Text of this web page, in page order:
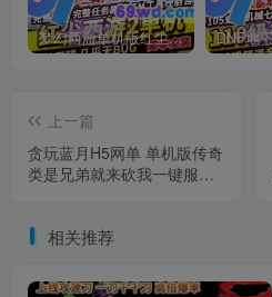
梦幻西游单机版红尘西游2微变独家打造龙魂抽奖令牌四象神兽
上一篇
贪玩蓝月H5网单 单机版传奇
类是兄弟就来砍我一键服务
相关推荐